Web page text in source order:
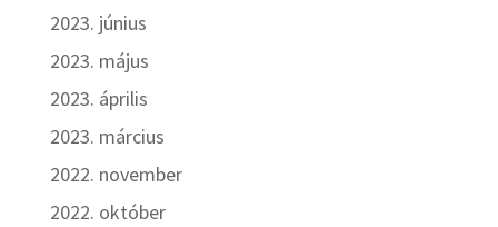
2023. június
2023. május
2023. április
2023. március
2022. november
2022. október